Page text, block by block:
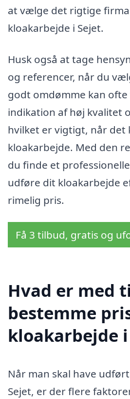
at vælge det rigtige
kloakarbejde i Sejet.
Husk også at tage
og referencer, når du
godt omdømme kan
indikation af høj kvalitet
hvilket er vigtigt, når det
kloakarbejde. Med den
du finde et
udføre dit kloakarbejde
rimelig pris.
Få 3 tilbud, gratis og
Hvad er med
bestemme
kloakarbejde i
Når man skal have
Sejet, er der flere